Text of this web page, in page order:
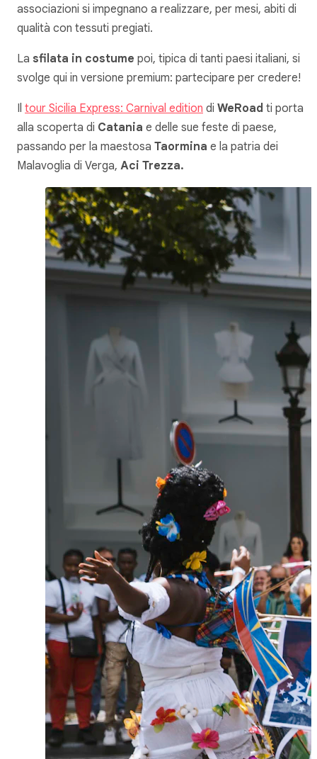
associazioni si impegnano a realizzare, per mesi, abiti di
qualità con tessuti pregiati.
La sfilata in costume poi, tipica di tanti paesi italiani, si
svolge qui in versione premium: partecipare per credere!
Il tour Sicilia Express: Carnival edition di WeRoad ti porta
alla scoperta di Catania e delle sue feste di paese,
passando per la maestosa Taormina e la patria dei
Malavoglia di Verga, Aci Trezza.